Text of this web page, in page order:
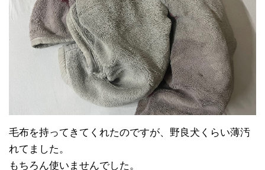
毛布を持ってきてくれたのですが、野良犬くらい薄汚
れてました。
もちろん使いませんでした。